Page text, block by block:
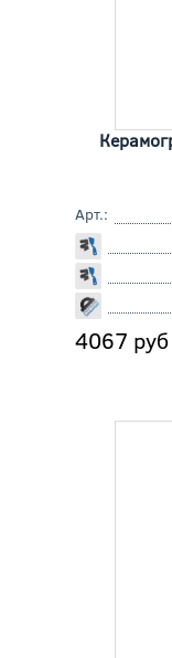
Арт.:
4067 руб